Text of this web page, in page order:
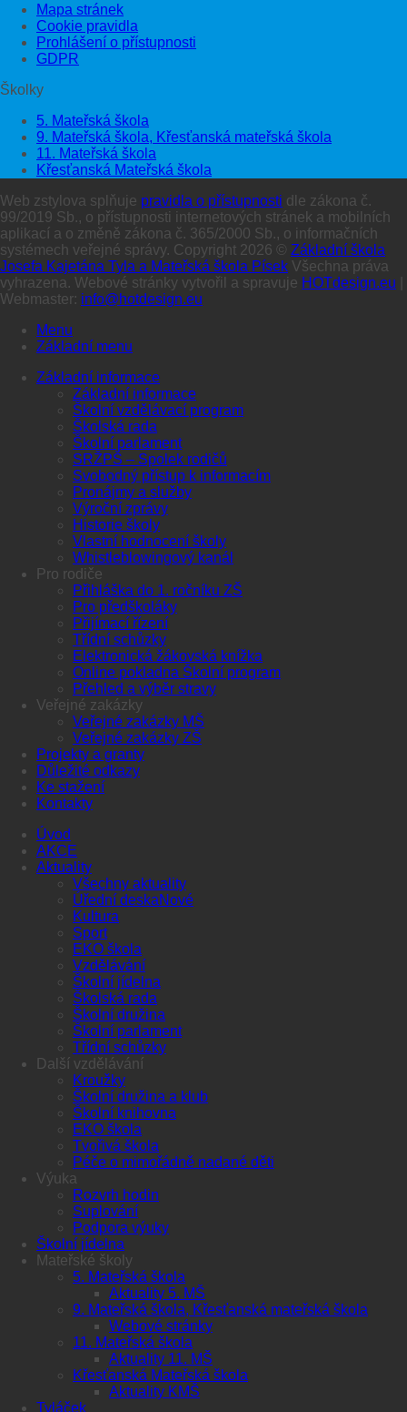
Mapa stránek
Cookie pravidla
Prohlášení o přístupnosti
GDPR
Školky
5. Mateřská škola
9. Mateřská škola, Křesťanská mateřská škola
11. Mateřská škola
Křesťanská Mateřská škola
Web zstylova splňuje pravidla o přístupnosti dle zákona č.
99/2019 Sb., o přístupnosti internetových stránek a mobilních
aplikací a o změně zákona č. 365/2000 Sb., o informačních
systémech veřejné správy. Copyright 2026 © Základní škola
Josefa Kajetána Tyla a Mateřská škola Písek Všechna práva
vyhrazena. Webové stránky vytvořil a spravuje HOTdesign.eu
Webmaster: info@hotdesign.eu
Menu
Základní menu
Základní informace
Základní informace
Školní vzdělávací program
Školská rada
Školní parlament
SRŽPŠ – Spolek rodičů
Svobodný přístup k informacím
Pronájmy a služby
Výroční zprávy
Historie školy
Vlastní hodnocení školy
Whistleblowingový kanál
Pro rodiče
Přihláška do 1. ročníku ZŠ
Pro předškoláky
Přijímací řízení
Třídní schůzky
Elektronická žákovská knížka
Online pokladna Školní program
Přehled a výběr stravy
Veřejné zakázky
Veřejné zakázky MŠ
Veřejné zakázky ZŠ
Projekty a granty
Důležité odkazy
Ke stažení
Kontakty
Úvod
AKCE
Aktuality
Všechny aktuality
Úřední deska
Kultura
Sport
EKO škola
Vzdělávání
Školní jídelna
Školská rada
Školní družina
Školní parlament
Třídní schůzky
Další vzdělávání
Kroužky
Školní družina a klub
Školní knihovna
EKO škola
Tvořivá škola
Péče o mimořádně nadané děti
Výuka
Rozvrh hodin
Suplování
Podpora výuky
Školní jídelna
Mateřské školy
5. Mateřská škola
Aktuality 5. MŠ
9. Mateřská škola, Křesťanská mateřská škola
Webové stránky
11. Mateřská škola
Aktuality 11. MŠ
Křesťanská Mateřská škola
Aktuality KMŠ
Tyláček